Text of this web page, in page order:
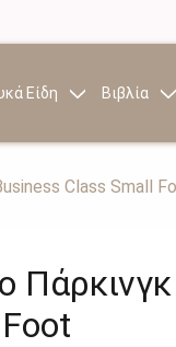
Είδη Βιβλία
Class Small